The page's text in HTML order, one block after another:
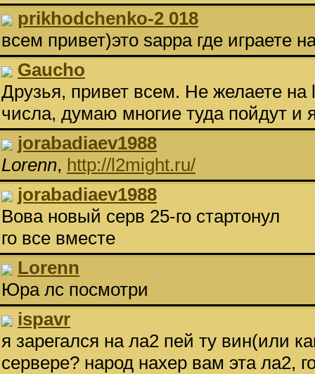
prikhodchenko-2 018
всем привет)это sappa где играете
Gaucho
Друзья, привет всем. Не желаете на
числа, думаю многие туда пойдут
jorabadiaev1988
Lorenn, http://l2might.ru/
jorabadiaev1988
Вова новый серв 25-го стартонул
го все вместе
Lorenn
Юра лс посмотри
ispavr
я зарегался на ла2 пей ту вин(или
сервере? народ нахер вам эта ла2,